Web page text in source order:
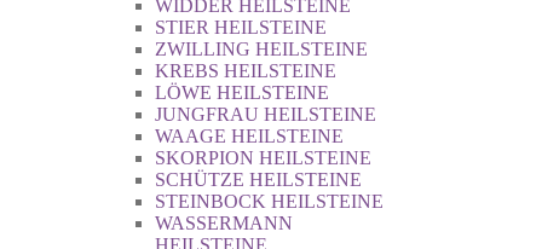
WIDDER HEILSTEINE
STIER HEILSTEINE
ZWILLING HEILSTEINE
KREBS HEILSTEINE
LÖWE HEILSTEINE
JUNGFRAU HEILSTEINE
WAAGE HEILSTEINE
SKORPION HEILSTEINE
SCHÜTZE HEILSTEINE
STEINBOCK HEILSTEINE
WASSERMANN
HEILSTEINE